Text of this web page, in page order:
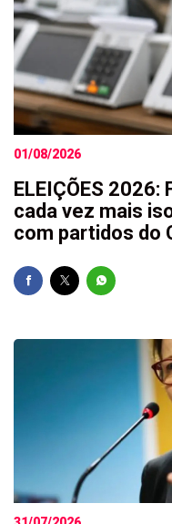
01/08/2026
ELEIÇÕES
cada vez mais
com partidos do